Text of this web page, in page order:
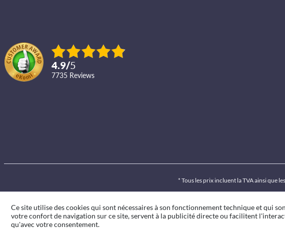
4.9/5
7735 reviews
* Tous les prix incluent la TVA ainsi que les
Ce site utilise des cookies qui sont nécessaires à son fonctionnement technique et qui
votre confort de navigation sur ce site, servent à la publicité directe ou facilitent
qu'avec votre consentement.